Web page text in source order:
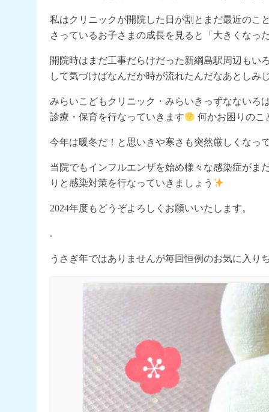
私はクリニックが開院した日が割とまだ最近の
さっているお子さまの成長を見ると「大きくなっ
開院時はまだ工事だらけだった新綱島駅周辺も
して気づけばなんだか時が流れたんだなあとしみ
みらいこどもクリニック・みらいきっずなないろ
診療・保育を行なっていきます
何かお困りのこ
今年は暖冬だ！と思いきや寒さも突然厳しくなっ
当院でもインフルエンザを始め様々な感染症がま
りと感染対策を行なっていきましょう
2024年度もどうぞよろしくお願いいたします。
.
うさぎ年ではありませんが毎回恒例のお気に入り